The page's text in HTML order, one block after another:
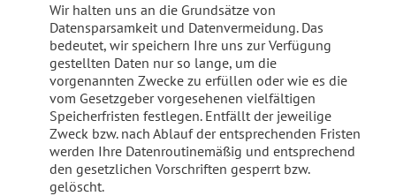
Wir halten uns an die Grundsätze von
Datensparsamkeit und Datenvermeidung. Das
bedeutet, wir speichern Ihre uns zur Verfügung
gestellten Daten nur so lange, um die
vorgenannten Zwecke zu erfüllen oder wie es die
vom Gesetzgeber vorgesehenen vielfältigen
Speicherfristen festlegen. Entfällt der jeweilige
Zweck bzw. nach Ablauf der entsprechenden Fristen
werden Ihre Datenroutinemäßig und entsprechend
den gesetzlichen Vorschriften gesperrt bzw.
gelöscht.